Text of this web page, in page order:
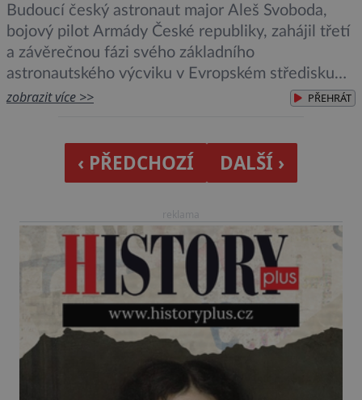
Budoucí český astronaut major Aleš Svoboda,
bojový pilot Armády České republiky, zahájil třetí
a závěrečnou fázi svého základního
astronautského výcviku v Evropském středisku
astronautů (ESA) v Kolíně nad Rýnem.
potřebné pro práci na oběžné dráze a
představuje další krok na cestě k účasti […]
zobrazit více >> PŘEHRÁT
‹ PŘEDCHOZÍ DALŠÍ ›